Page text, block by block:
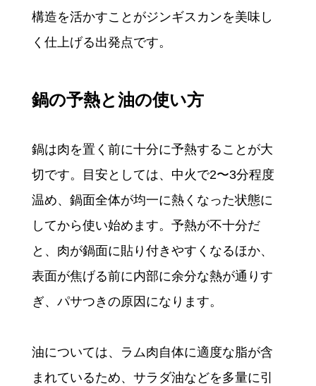
構造を活かすことがジンギスカンを美味し
く仕上げる出発点です。
鍋の予熱と油の使い方
鍋は肉を置く前に十分に予熱することが大
切です。目安としては、中火で2〜3分程度
温め、鍋面全体が均一に熱くなった状態に
してから使い始めます。予熱が不十分だ
と、肉が鍋面に貼り付きやすくなるほか、
表面が焦げる前に内部に余分な熱が通りす
ぎ、パサつきの原因になります。
油については、ラム肉自体に適度な脂が含
まれているため、サラダ油などを多量に引